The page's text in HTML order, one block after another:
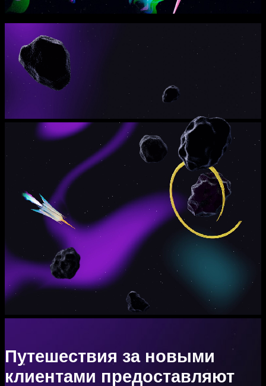
Путешествия за новыми
клиентами предоставляют